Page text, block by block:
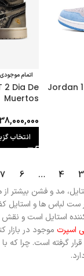
Jordan
اتمام موجودی
2 Dia De
Muertos
انتخاب
3
4
…
6
7
مد و فشن بیشتر
ست لباس ها و
استایل است و
اسپرت موجود در بازار
گرفته است. چرا که